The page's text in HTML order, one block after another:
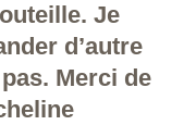
Je
d’autre
Merci de